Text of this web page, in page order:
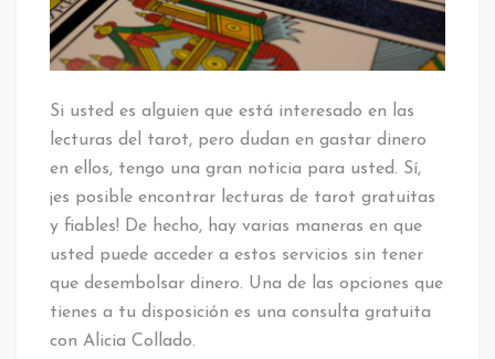
Si usted es alguien que está interesado en las
lecturas del tarot, pero dudan en gastar dinero
en ellos, tengo una gran noticia para usted. Sí,
¡es posible encontrar lecturas de tarot gratuitas
y fiables! De hecho, hay varias maneras en que
usted puede acceder a estos servicios sin tener
que desembolsar dinero. Una de las opciones que
tienes a tu disposición es una consulta gratuita
con Alicia Collado.